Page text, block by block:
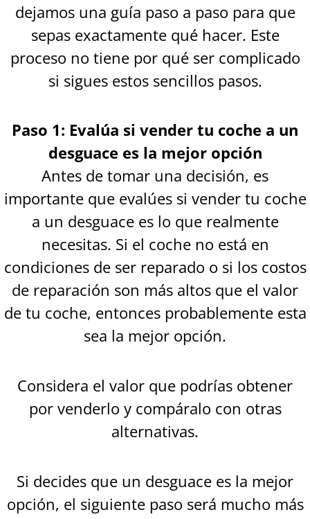
dejamos una guía paso a paso para que
sepas exactamente qué hacer. Este
proceso no tiene por qué ser complicado
si sigues estos sencillos pasos.
Paso 1: Evalúa si vender tu coche a un
desguace es la mejor opción
Antes de tomar una decisión, es
importante que evalúes si vender tu coche
a un desguace es lo que realmente
necesitas. Si el coche no está en
condiciones de ser reparado o si los costos
de reparación son más altos que el valor
de tu coche, entonces probablemente esta
sea la mejor opción.
Considera el valor que podrías obtener
por venderlo y compáralo con otras
alternativas.
Si decides que un desguace es la mejor
opción, el siguiente paso será mucho más